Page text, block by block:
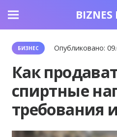
BIZNES
БИЗНЕС Опубликовано:
Как
спиртные
требования